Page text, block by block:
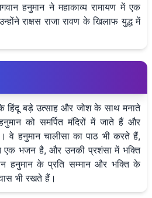
हनुमान ने महाकाव्य रामायण में एक
राक्षस राजा रावण के खिलाफ युद्ध में
हिंदू बड़े उत्साह और जोश के साथ मनाते
को समर्पित मंदिरों में जाते हैं और
वे हनुमान चालीसा का पाठ भी करते हैं,
एक भजन है, और उनकी प्रशंसा में भक्ति
हनुमान के प्रति सम्मान और भक्ति के
भी रखते हैं।